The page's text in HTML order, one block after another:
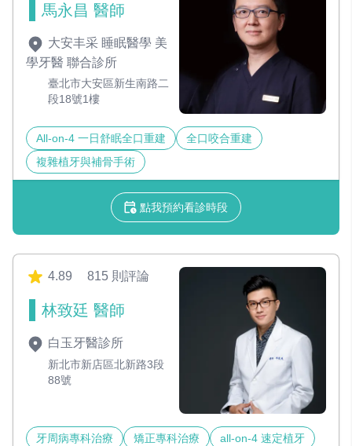
馬永昌 醫師
大安丰采 睡眠醫學 美
學牙醫 聯合診所
臺北市大安區新生南路二
段18號1樓
All-on-4 一日舒眠全口重建
全口咬合重建
複雜植牙與補骨手術
點我預約看診時段
4.89 815 則評論
林致廷 醫師
白玉牙醫診所
新北市新店區北新路3段
88號
牙周病專科治療 矯正專科治療 all-on-4 速定植牙